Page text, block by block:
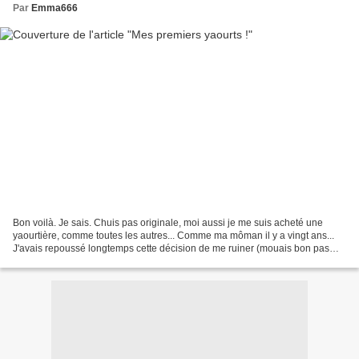
Par Emma666
Bon voilà. Je sais. Chuis pas originale, moi aussi je me suis acheté une
yaourtière, comme toutes les autres... Comme ma môman il y a vingt ans...
J'avais repoussé longtemps cette décision de me ruiner (mouais bon pas